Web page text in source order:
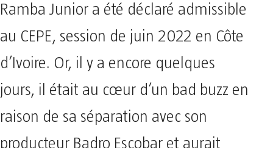
Ramba Junior a été déclaré admissible
au CEPE, session de juin 2022 en Côte
d’Ivoire. Or, il y a encore quelques
jours, il était au cœur d’un bad buzz en
raison de sa séparation avec son
producteur Badro Escobar et aurait